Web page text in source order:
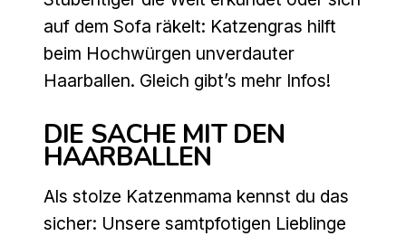
auf dem Sofa räkelt: Katzengras hilft
beim Hochwürgen unverdauter
Haarballen. Gleich gibt’s mehr Infos!
DIE SACHE MIT DEN
HAARBALLEN
Als stolze Katzenmama kennst du das
sicher: Unsere samtpfotigen Lieblinge